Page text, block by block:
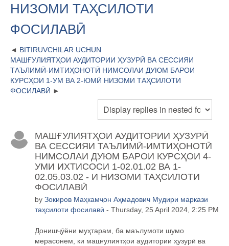
НИЗОМИ ТАҲСИЛОТИ
ФОСИЛАВӢ
BITIRUVCHILAR UCHUN
МАШҒУЛИЯТҲОИ АУДИТОРИИ ҲУЗУРӢ ВА СЕССИЯИ
ТАЪЛИМӢ-ИМТИҲОНОТӢ НИМСОЛАИ ДУЮМ БАРОИ
КУРСҲОИ 1-УМ ВА 2-ЮМӢ НИЗОМИ ТАҲСИЛОТИ
ФОСИЛАВӢ
МАШҒУЛИЯТҲОИ АУДИТОРИИ ҲУЗУРӢ
ВА СЕССИЯИ ТАЪЛИМӢ-ИМТИҲОНОТӢ
НИМСОЛАИ ДУЮМ БАРОИ КУРСҲОИ 4-
УМИ ИХТИСОСИ 1-02.01.02 ВА 1-
02.05.03.02 - И НИЗОМИ ТАҲСИЛОТИ
ФОСИЛАВӢ
by Зокиров Маҳкамҷон Аҳмадович Мудири маркази
таҳсилоти фосилавӣ - Thursday, 25 April 2024, 2:25 PM
Донишҷӯёни муҳтарам, ба маълумоти шумо
мерасонем, ки машғулиятҳои аудитории ҳузурӣ ва